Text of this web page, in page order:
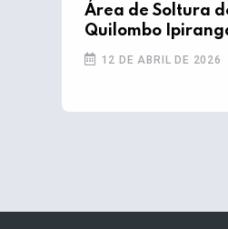
Área de Soltura
Quilombo
12 DE ABRIL DE 2026